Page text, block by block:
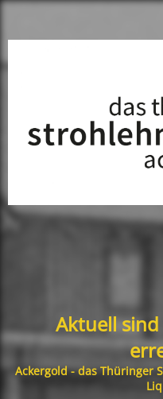
Aktuell
Ackergold - das Thüringer